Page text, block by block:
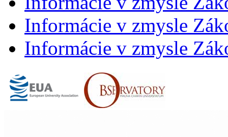
Informácie v zmysle
Informácie v zmysle